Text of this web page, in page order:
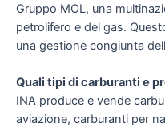
Gruppo MOL, una
petrolifero e del gas.
una gestione congiunta
Quali tipi di carburanti e
INA produce e vende
aviazione, carburanti per